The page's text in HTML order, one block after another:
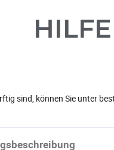
sind, können Sie unter